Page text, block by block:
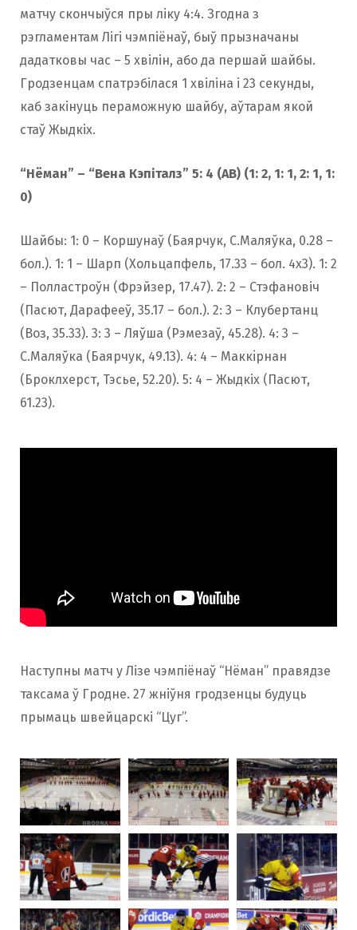
матчу скончыўся пры ліку 4:4. Згодна з
рэгламентам Лігі чэмпіёнаў, быў прызначаны
дадатковы час – 5 хвілін, або да першай шайбы.
Гродзенцам спатрэбілася 1 хвіліна і 23 секунды,
каб закінуць пераможную шайбу, аўтарам якой
стаў Жыдкіх.
“Нёман” – “Вена Кэпіталз” 5: 4 (АВ) (1: 2, 1: 1, 2: 1, 1:
0)
Шайбы: 1: 0 – Коршунаў (Баярчук, С.Маляўка, 0.28 –
бол.). 1: 1 – Шарп (Хольцапфель, 17.33 – бол. 4х3). 1: 2
– Полластроўн (Фрэйзер, 17.47). 2: 2 – Стэфановіч
(Пасют, Дарафееў, 35.17 – бол.). 2: 3 – Клубертанц
(Воз, 35.33). 3: 3 – Ляўша (Рэмезаў, 45.28). 4: 3 –
С.Маляўка (Баярчук, 49.13). 4: 4 – Маккiрнан
(Броклхерст, Тэсье, 52.20). 5: 4 – Жыдкіх (Пасют,
61.23).
Наступны матч у Лізе чэмпіёнаў “Нёман” правядзе
таксама ў Гродне. 27 жніўня гродзенцы будуць
прымаць швейцарскі “Цуг”.